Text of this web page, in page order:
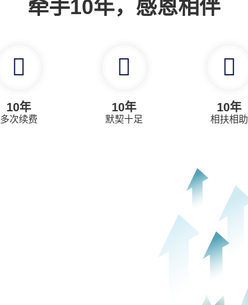
牵手10年，感恩相伴
10年
多次续费
10年
默契十足
10年
相扶相助